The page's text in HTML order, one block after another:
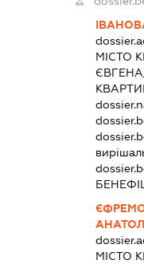
МІСТО
МІСТО